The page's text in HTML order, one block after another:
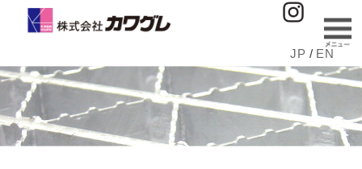
JP / EN